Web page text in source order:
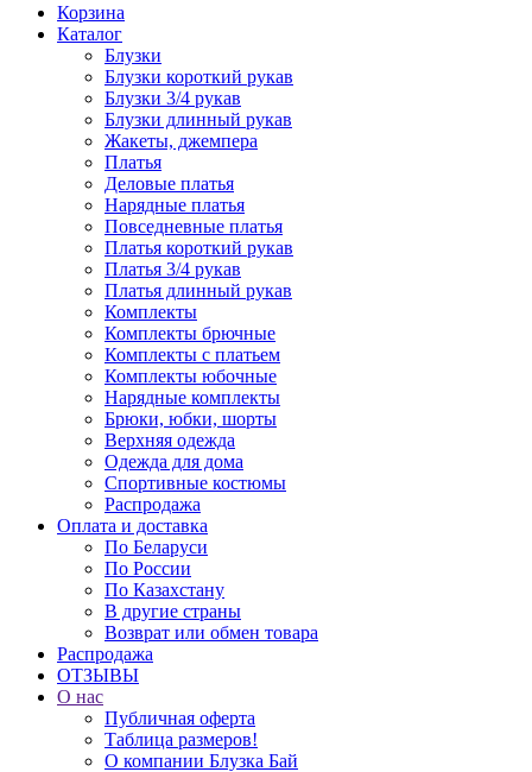
Корзина
Каталог
Блузки
Блузки короткий рукав
Блузки 3/4 рукав
Блузки длинный рукав
Жакеты, джемпера
Платья
Деловые платья
Нарядные платья
Повседневные платья
Платья короткий рукав
Платья 3/4 рукав
Платья длинный рукав
Комплекты
Комплекты брючные
Комплекты с платьем
Комплекты юбочные
Нарядные комплекты
Брюки, юбки, шорты
Верхняя одежда
Одежда для дома
Спортивные костюмы
Распродажа
Оплата и доставка
По Беларуси
По России
По Казахстану
В другие страны
Возврат или обмен товара
Распродажа
ОТЗЫВЫ
О нас
Публичная оферта
Таблица размеров!
О компании Блузка Бай